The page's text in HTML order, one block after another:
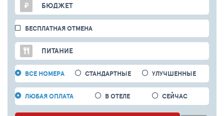
₽ БЮДЖЕТ
БЕСПЛАТНАЯ ОТМЕНА
ПИТАНИЕ
ВСЕ НОМЕРА СТАНДАРТНЫЕ УЛУЧШЕННЫЕ
ЛЮБАЯ ОПЛАТА В ОТЕЛЕ СЕЙЧАС